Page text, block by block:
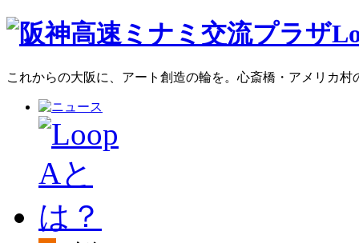
これからの大阪に、アート創造の輪を。心斎橋・アメリカ村